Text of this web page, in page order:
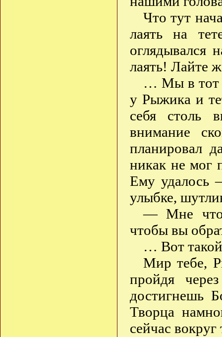
Что тут
лаять на
оглядывался
лаять! Лайте
… Мы в тот
у Рыжика и
себя столь
внимание
планировал
никак не мог
Ему удалось
улыбке,
— Мне что
чтобы вы
… Вот
Мир тебе,
пройдя
достигнешь
Творца
сейчас